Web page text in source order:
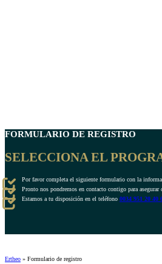
FORMULARIO DE REGISTRO
SELECCIONA EL
Por favor completa el siguiente formulario con la
Pronto nos pondremos en contacto contigo para asegurar
Estamos a tu disposición en el teléfono 0034 951 20 40
Ertheo » Formulario de registro